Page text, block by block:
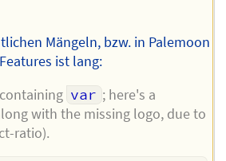
Mängeln, bzw. in Palemoon
ist lang:
var ; here's a
with the missing logo, due to
ratio).